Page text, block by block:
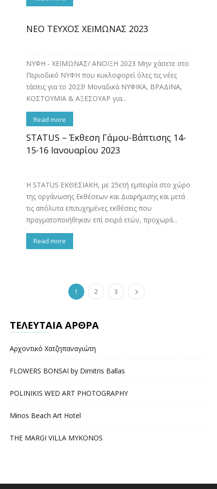
ΝΕΟ ΤΕΥΧΟΣ ΧΕΙΜΩΝΑΣ 2023
ΝΥΦΗ - ΧΕΙΜΩΝΑΣ/ ΑΝΟΙΞΗ 2023 Μην χάσετε στο
Περιοδικό ΝΥΦΗ που κυκλοφορεί όλες τις νέες
τάσεις για το 2023! Μοναδικά ΝΥΦΙΚΑ, ΒΡΑΔΙΝΑ,
ΚΟΣΤΟΥΜΙΑ & ΑΞΕΣΟΥΑΡ για...
Read more
STATUS – Έκθεση Γάμου-Βάπτισης 14-
15-16 Ιανουαρίου 2023
Η STATUS ΕΚΘΕΣΙΑΚΗ, με 25ετή εμπειρία στο χώρο
της οργάνωσης Εκθέσεων και Διαφήμισης και μετά
τις απόλυτα επιτυχημένες εκθέσεις που
πραγματοποιήθηκαν επί σειρά ετών, προχωρά...
Read more
1 2 3
ΤΕΛΕΥΤΑΙΑ ΑΡΘΡΑ
Αρχοντικό Χατζηπαναγιώτη
FLOWERS BONSAI by Dimitris Ballas
POLINIKIS WED ART PHOTOGRAPHY
Minos Beach Art Hotel
THE MARGI VILLA MYKONOS